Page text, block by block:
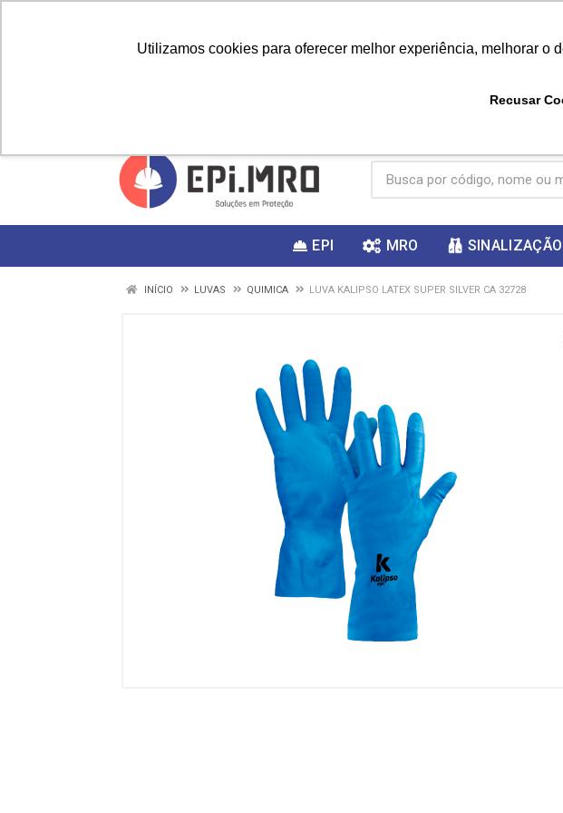
Utilizamos cookies para oferecer melhor experiência, melhorar o
Recusar
ganhar
EPI MRO SINALIZAÇÃO
INÍCIO LUVAS QUIMICA LUVA KALIPSO LATEX SUPER SILVER CA 32728